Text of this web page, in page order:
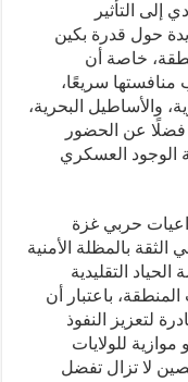
إلى التأثير
حول قدرة بكين
خاصة أن
سريعًا،
والأساطيل البحرية،
فضلًا عن الحضور
الوجود العسكري
حربي غزة
بالمظلة الأمنية
التقليدية
باعتبار أن
لتعزيز النفوذ
موازية للولايات
لا تزال تفضل